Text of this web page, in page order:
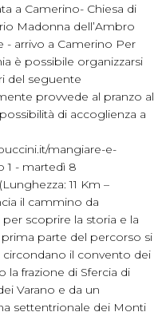
a Camerino- Chiesa di
Madonna dell’Ambro
- arrivo a Camerino Per
è possibile organizzarsi
del seguente
provvede al pranzo al
di accoglienza a
mangiare-e-
1 - martedì 8
11 Km –
il cammino da
scoprire la storia e la
prima parte del percorso si
circondano il convento dei
la frazione di Sfercia di
Varano e da un
settentrionale dei Monti